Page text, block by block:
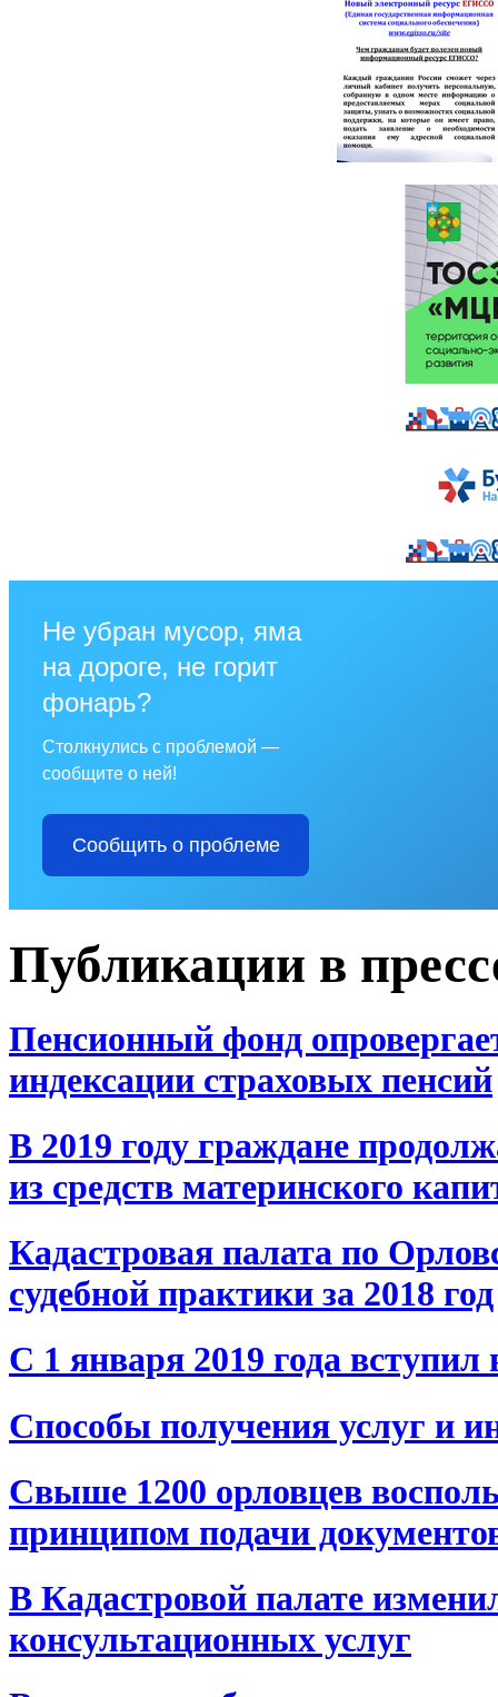
Не убран мусор, яма
на дороге, не горит
фонарь?
Столкнулись с проблемой —
сообщите о ней!
Сообщить о проблеме
Публикации в
Пенсионный фонд
индексации страховых пенсий
В 2019 году граждане
из средств материнского
Кадастровая палата по
судебной практики за 2018 год
С 1 января 2019 года
Способы получения услуг и
Свыше 1200 орловцев
принципом подачи
В Кадастровой палате
консультационных услуг